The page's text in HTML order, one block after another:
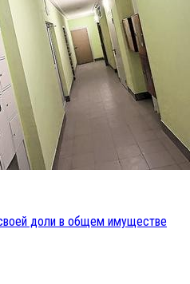
доли в общем имуществе